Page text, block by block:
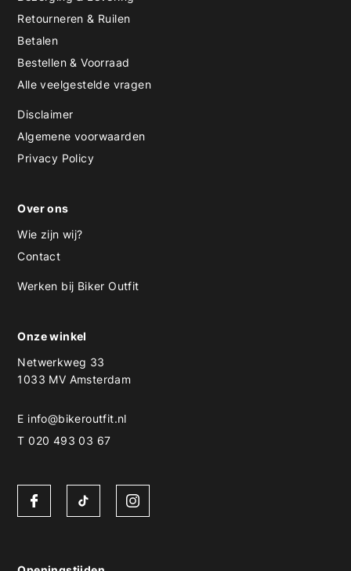
Retourneren & Ruilen
Betalen
Bestellen & Voorraad
Alle veelgestelde vragen
Disclaimer
Algemene voorwaarden
Privacy Policy
Over ons
Wie zijn wij?
Contact
Werken bij Biker Outfit
Onze winkel
Netwerkweg 33
1033 MV Amsterdam
E info@bikeroutfit.nl
T 020 493 03 67